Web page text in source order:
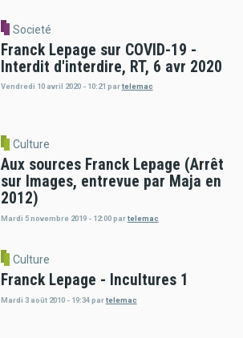
Societé
Franck Lepage sur COVID-19 -
Interdit d'interdire, RT, 6 avr 2020
Vendredi 10 avril 2020 - 10:21 partelemac
Culture
Aux sources Franck Lepage (Arrêt
sur Images, entrevue par Maja en
2012)
Mardi 5 novembre 2019 - 12:00 partelemac
Culture
Franck Lepage - Incultures 1
Mardi 3 août 2010 - 19:34 partelemac